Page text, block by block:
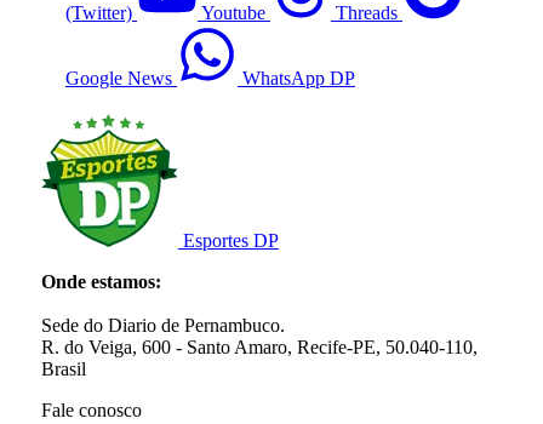
(Twitter) Youtube Threads
Google News WhatsApp DP
Esportes DP
Onde estamos:
Sede do Diario de Pernambuco.
R. do Veiga, 600 - Santo Amaro, Recife-PE, 50.040-110,
Brasil
Fale conosco